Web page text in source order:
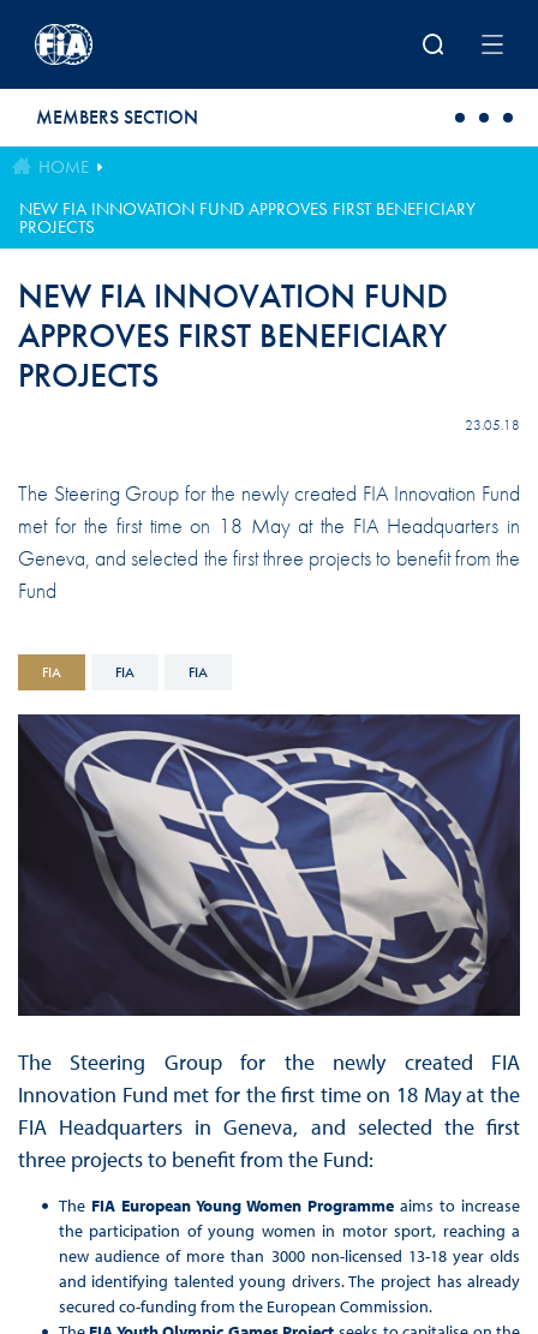
MEMBERS SECTION
HOME
NEW FIA INNOVATION FUND APPROVES FIRST BENEFICIARY
PROJECTS
NEW FIA INNOVATION FUND
APPROVES FIRST BENEFICIARY
PROJECTS
23.05.18
The Steering Group for the newly created FIA Innovation Fund
met for the first time on 18 May at the FIA Headquarters in
Geneva, and selected the first three projects to benefit from the
Fund
FIA FIA FIA
The Steering Group for the newly created FIA
Innovation Fund met for the first time on 18 May at the
FIA Headquarters in Geneva, and selected the first
three projects to benefit from the Fund:
The FIA European Young Women Programmeaims to increase
the participation of young women in motor sport, reaching a
new audience of more than 3000 non-licensed 13-18 year olds
and identifying talented young drivers. The project has already
secured co-funding from the European Commission.